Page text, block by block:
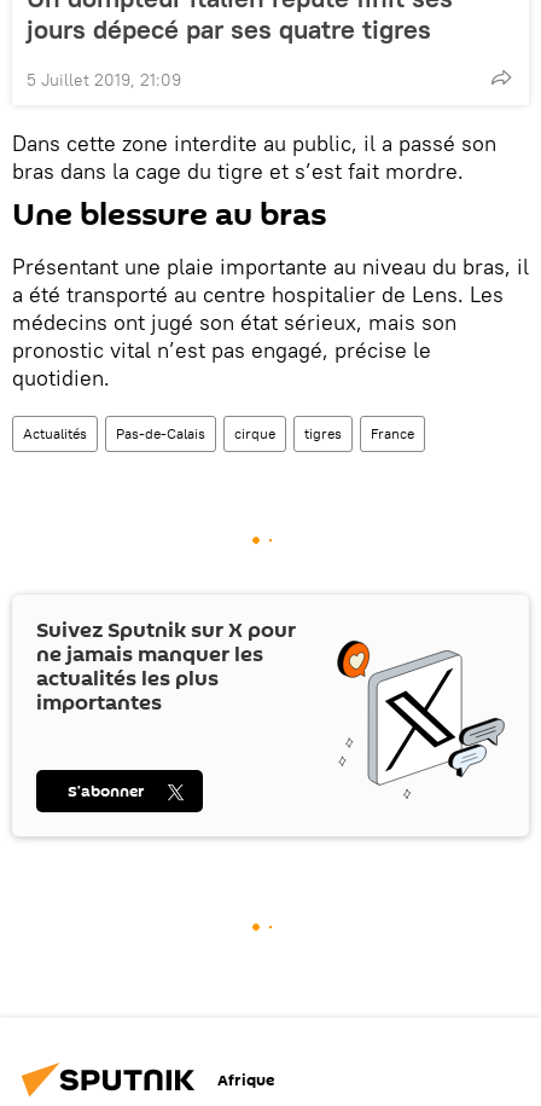
jours dépecé par ses quatre tigres
5 Juillet 2019, 21:09
Dans cette zone interdite au public, il a passé son
bras dans la cage du tigre et s’est fait mordre.
Une blessure au bras
Présentant une plaie importante au niveau du bras, il
a été transporté au centre hospitalier de Lens. Les
médecins ont jugé son état sérieux, mais son
pronostic vital n’est pas engagé, précise le
quotidien.
Actualités Pas-de-Calais cirque tigres France
Suivez Sputnik surX pour
ne jamais manquer les
actualités les plus
importantes
S’abonner
Afrique